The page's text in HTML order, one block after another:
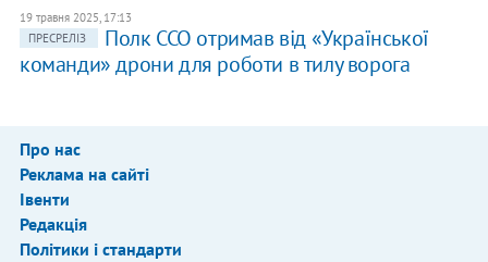
19 травня 2025, 17:13
ПРЕСРЕЛІЗ
Полк ССО отримав від «Української
команди» дрони для роботи в тилу ворога
Про нас
Реклама на сайті
Івенти
Редакція
Політики і стандарти